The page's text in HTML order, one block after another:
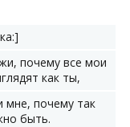
почему все мои
как ты,
мне, почему так
быть.